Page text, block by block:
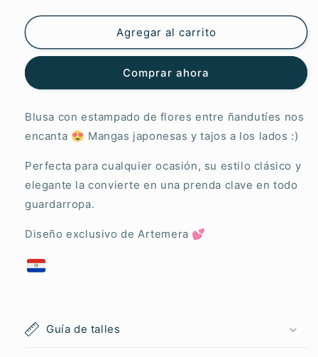
Sutil
Sutil
Armonía
Agregar al carrito
Comprar ahora
Blusa con estampado de flores entre ñandutíes nos
encanta 😍 Mangas japonesas y tajos a los lados :)
Perfecta para cualquier ocasión, su estilo clásico y
elegante la convierte en una prenda clave en todo
guardarropa.
Diseño exclusivo de Artemera 💕
Guía de talles